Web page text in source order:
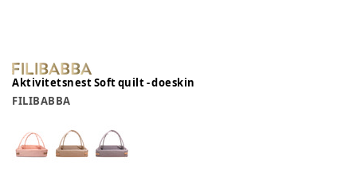
Aktivitetsnest Soft quilt - doeskin
FILIBABBA